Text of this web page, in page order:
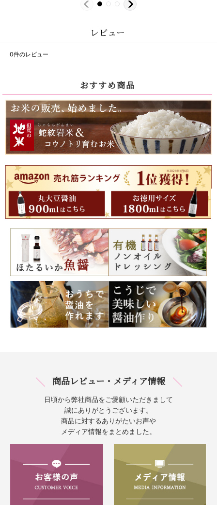
レビュー
0件のレビュー
おすすめ商品
商品レビュー・メディア情報
日頃から弊社商品をご愛顧いただきまして
誠にありがとうございます。
商品に対するありがたいお声や
メディア情報をまとめました。